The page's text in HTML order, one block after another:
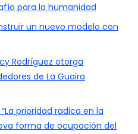
para la humanidad
un nuevo modelo con
Rodríguez otorga
de La Guaira
prioridad radica en la
forma de ocupación del